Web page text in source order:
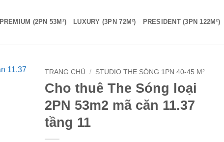
PREMIUM (2PN 53M²) LUXURY (3PN 72M²) PRESIDENT (3PN 122M²)
TRANG CHỦ / STUDIO THE SÓNG 1PN 40-45 M²
Cho thuê The Sóng loại
2PN 53m2 mã căn 11.37
tầng 11